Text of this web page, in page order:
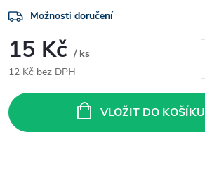
Možnosti doručení
15 Kč / ks
12 Kč bez DPH
cena:
VLOŽIT DO KOŠÍKU